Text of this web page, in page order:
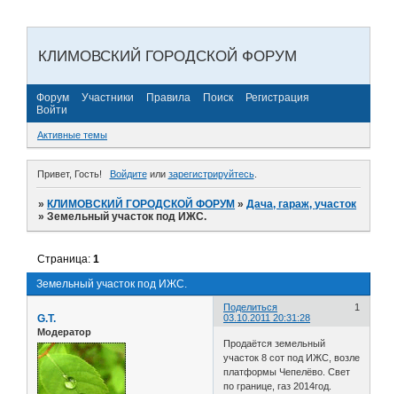
КЛИМОВСКИЙ ГОРОДСКОЙ ФОРУМ
Форум Участники Правила Поиск
Регистрация
Войти
Активные темы
Привет, Гость! Войдитеили зарегистрируйтесь.
»КЛИМОВСКИЙ ГОРОДСКОЙ ФОРУМ »Дача, гараж, участок
»Земельный участок под ИЖС.
Земельный участок под ИЖС.
Страница:1
Поделиться
1
03.10.2011 20:31:28
G.T.
Модератор
Продаётся земельный
участок 8 сот под ИЖС, возле
платформы Чепелёво. Свет
по границе, газ 2014год.